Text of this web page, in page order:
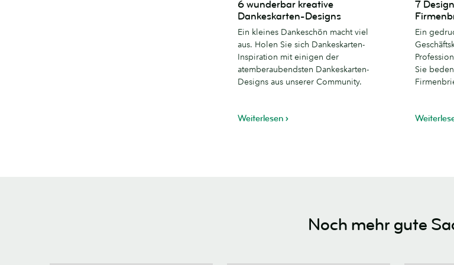
wunderbar
kreative
Dankeskarten-
Designs
6 wunderbar kreative
Dankeskarten-Designs
Ein kleines Dankeschön macht viel
aus. Holen Sie sich Dankeskarten-
Inspiration mit einigen der
atemberaubendsten Dankeskarten-
Designs aus unserer Community.
Weiterlesen
Design-
Tipps
einen
7
Ein
Sie
Noch mehr gute